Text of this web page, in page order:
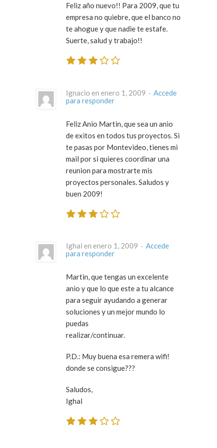
Feliz año nuevo!! Para 2009, que tu
empresa no quiebre, que el banco no
te ahogue y que nadie te estafe.
Suerte, salud y trabajo!!
Ignacio en enero 1, 2009 · Accede
para responder
Feliz Anio Martin, que sea un anio
de exitos en todos tus proyectos. Si
te pasas por Montevideo, tienes mi
mail por si quieres coordinar una
reunion para mostrarte mis
proyectos personales. Saludos y
buen 2009!
Ighal en enero 1, 2009 · Accede
para responder
Martin, que tengas un excelente
anio y que lo que este a tu alcance
para seguir ayudando a generar
soluciones y un mejor mundo lo
puedas
realizar/continuar.
P.D.: Muy buena esa remera wifi!
donde se consigue???
Saludos,
Ighal